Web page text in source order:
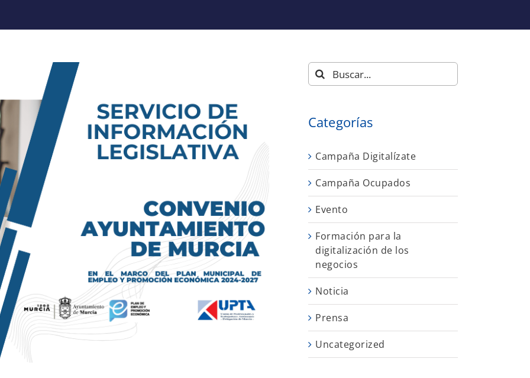
Buscar:
Categorías
Campaña Digitalízate
Campaña Ocupados
Evento
Formación para la
digitalización de los
negocios
Noticia
Prensa
Uncategorized